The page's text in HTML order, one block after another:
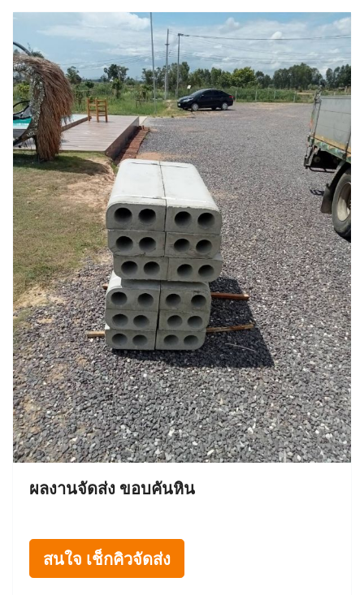
ผลงานจัดส่ง ขอบคันหิน
สนใจ เช็กคิวจัดส่ง